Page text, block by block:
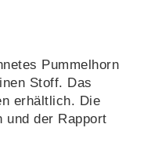
Pummelhorn
Stoff. Das
erhältlich. Die
und der Rapport